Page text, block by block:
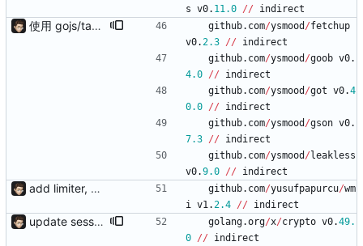
s v0. 11.0 // indirect
使用 gojs/task 代替内置任务 支持 load 加载的服务热更新（需配置hotLoad） 增强唯一id获取（使用新算法，依赖Redis） session支持基于细粒度权限匹配（传入支持的功能列表匹配） github. com/ysmood /fetchup
v0.2.3 //
indirect
github. com/ysmood /goob v0.
4.0 //
indirect
github. com/ysmood /got v0.4
0.0 //
indirect
github. com/ysmood /gson v0.
7.3 //
indirect
github. com/ysmood / leakless
v0.9.0 // indirect
add limiter, verify, session, websocket ... github. com/yusufpapurcu/wm
i v1.2.4 // indirect
update session.save add response.makeAsync, default use sync mode and not need response.end() golang.org/x/crypto v0.49.
0 //
indirect